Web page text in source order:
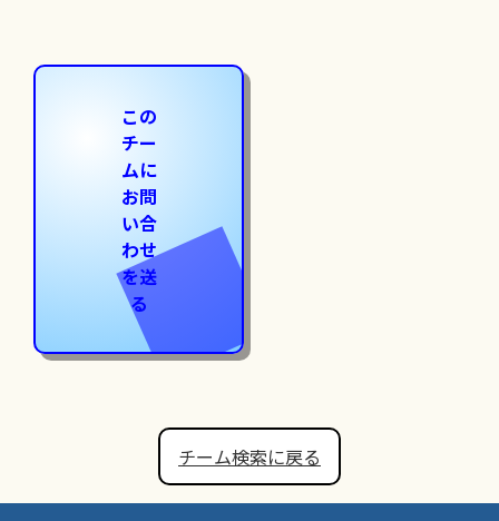
この
チー
ムに
お問
い合
わせ
を送
る
チーム検索に戻る